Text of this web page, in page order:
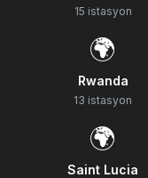
15 istasyon
🌍
Rwanda
13 istasyon
🌍
Saint Lucia